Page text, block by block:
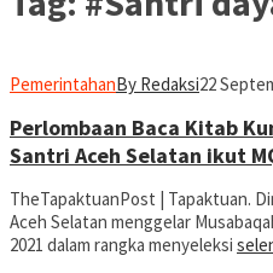
PemerintahanBy Redaksi22
Perlombaan Baca Kitab
Santri Aceh Selatan ikut
TheTapaktuanPost | Tapaktuan.
Aceh Selatan menggelar
2021 dalam rangka menyeleksi